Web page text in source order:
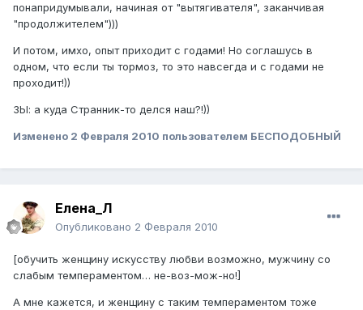
понапридумывали, начиная от "вытягивателя", заканчивая
"продолжителем")))
И потом, имхо, опыт приходит с годами! Но соглашусь в
одном, что если ты тормоз, то это навсегда и с годами не
проходит!))
ЗЫ: а куда Странник-то делся наш?!))
Изменено 2 Февраля 2010 пользователем БЕСПОДОБНЫЙ
Елена_Л
Опубликовано 2 Февраля 2010
[обучить женщину искусству любви возможно, мужчину со
слабым темпераментом… не-воз-мож-но!]
А мне кажется, и женщину с таким темпераментом тоже